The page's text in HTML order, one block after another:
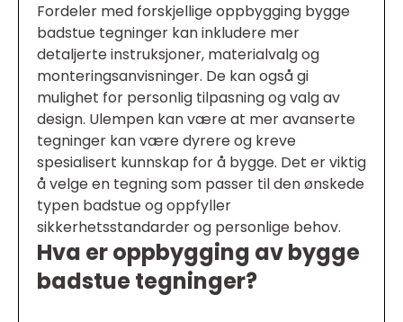
Fordeler med forskjellige oppbygging bygge
badstue tegninger kan inkludere mer
detaljerte instruksjoner, materialvalg og
monteringsanvisninger. De kan også gi
mulighet for personlig tilpasning og valg av
design. Ulempen kan være at mer avanserte
tegninger kan være dyrere og kreve
spesialisert kunnskap for å bygge. Det er viktig
å velge en tegning som passer til den ønskede
typen badstue og oppfyller
sikkerhetsstandarder og personlige behov.
Hva er oppbygging av bygge
badstue tegninger?